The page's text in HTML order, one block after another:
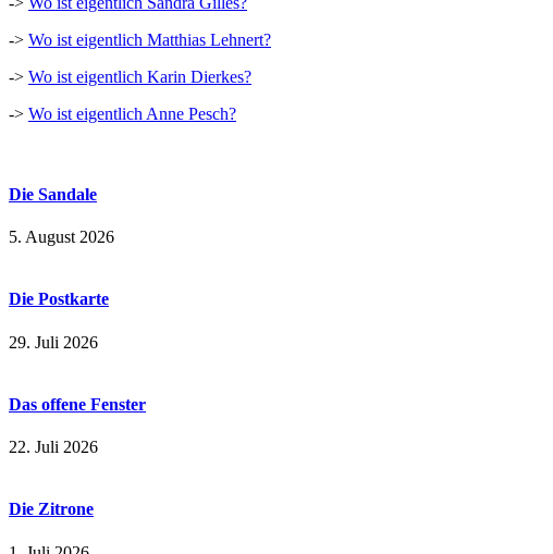
-> Wo ist eigentlich Matthias Lehnert?
-> Wo ist eigentlich Karin Dierkes?
-> Wo ist eigentlich Anne Pesch?
Die Sandale
5. August 2026
Die Postkarte
29. Juli 2026
Das offene Fenster
22. Juli 2026
Die Zitrone